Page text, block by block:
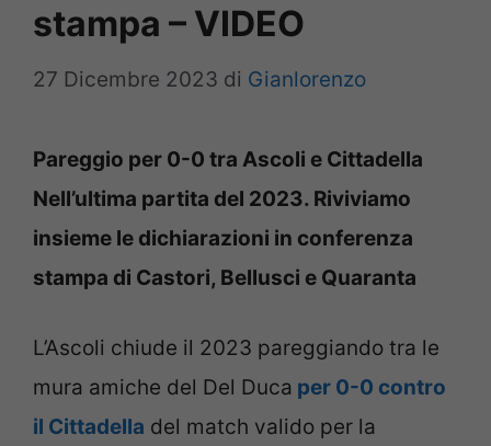
stampa – VIDEO
27 Dicembre 2023 di Gianlorenzo
Pareggio per 0-0 tra Ascoli e Cittadella
Nell’ultima partita del 2023. Riviviamo
insieme le dichiarazioni in conferenza
stampa di Castori, Bellusci e Quaranta
L’Ascoli chiude il 2023 pareggiando tra le
mura amiche del Del Duca per 0-0 contro
il Cittadella del match valido per la